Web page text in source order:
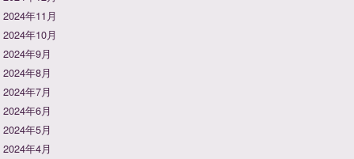
2024年11月
2024年10月
2024年9月
2024年8月
2024年7月
2024年6月
2024年5月
2024年4月